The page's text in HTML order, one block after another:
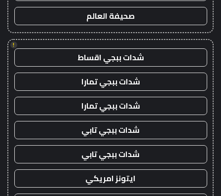
صحيفة العالم
!
شدات ببجي اقساط
شدات ببجي تمارا
شدات ببجي تمارا
شدات ببجي تابي
شدات ببجي تابي
ايتونز امريكي